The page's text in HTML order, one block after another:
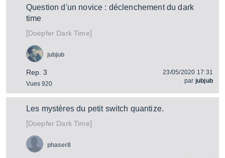
Question d'un novice : déclenchement du dark
time
[Doepfer Dark Time]
Rep. 3
Vues 920
jubjub
23/05/2020 17:31
par jubjub
Les mystères du petit switch quantize.
[Doepfer Dark Time]
phaser8